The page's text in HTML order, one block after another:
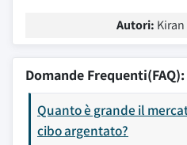
Autori:
Domande Frequenti(FAQ):
Quanto è grande il
cibo argentato?